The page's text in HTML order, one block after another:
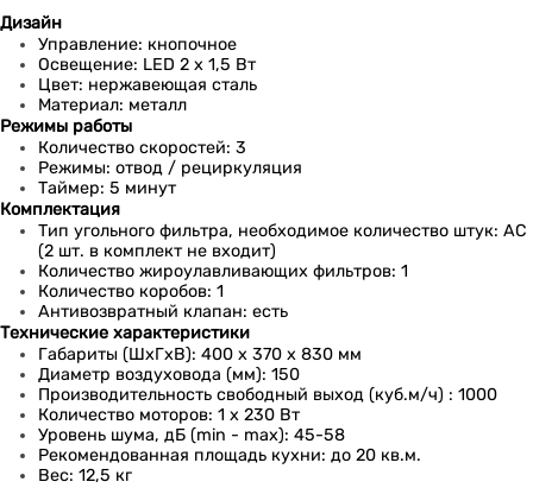
Дизайн
Управление: кнопочное
Освещение: LED 2 x 1,5 Вт
Цвет: нержавеющая сталь
Материал: металл
Режимы работы
Количество скоростей: 3
Режимы: отвод / рециркуляция
Таймер: 5 минут
Комплектация
Тип угольного фильтра, необходимое количество штук: АС
(2 шт. в комплект не входит)
Количество жироулавливающих фильтров: 1
Количество коробов: 1
Антивозвратный клапан: есть
Технические характеристики
Габариты (ШхГхВ): 400 х 370 х 830 мм
Диаметр воздуховода (мм): 150
Производительность свободный выход (куб.м/ч) : 1000
Количество моторов: 1 х 230 Вт
Уровень шума, дБ (min - max): 45-58
Рекомендованная площадь кухни: до 20 кв.м.
Вес: 12,5 кг